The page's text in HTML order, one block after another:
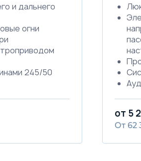
и дальнего
огни
245/50
дисплеем
от 5
От 62